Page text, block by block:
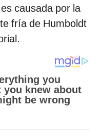
causada por la
fría de Humboldt